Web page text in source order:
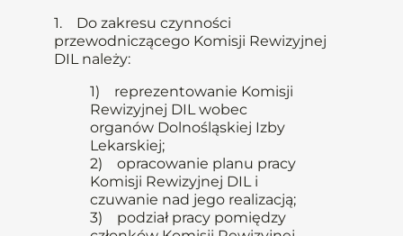
1. Do zakresu czynności
przewodniczącego Komisji Rewizyjnej
DIL należy:
1) reprezentowanie Komisji
Rewizyjnej DIL wobec
organów Dolnośląskiej Izby
Lekarskiej;
2) opracowanie planu pracy
Komisji Rewizyjnej DIL i
czuwanie nad jego realizacją;
3) podział pracy pomiędzy